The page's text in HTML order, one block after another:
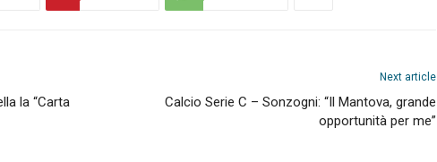
la “Carta
Next article
Calcio Serie C – Sonzogni: “Il Mantova, grande
opportunità per me”